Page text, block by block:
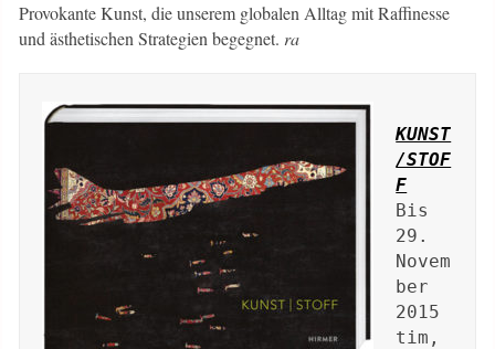
Provokante Kunst, die unserem globalen Alltag mit Raffinesse
und ästhetischen Strategien begegnet. ra
KUNST
/STOF
F
Bis
29.
Novem
ber
2015
tim,